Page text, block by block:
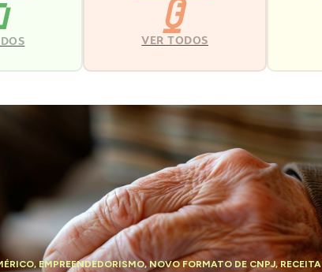
VER TODOS
, EMPREENDEDORISMO,NOVO FORMATO DE CNPJ,RECEITA